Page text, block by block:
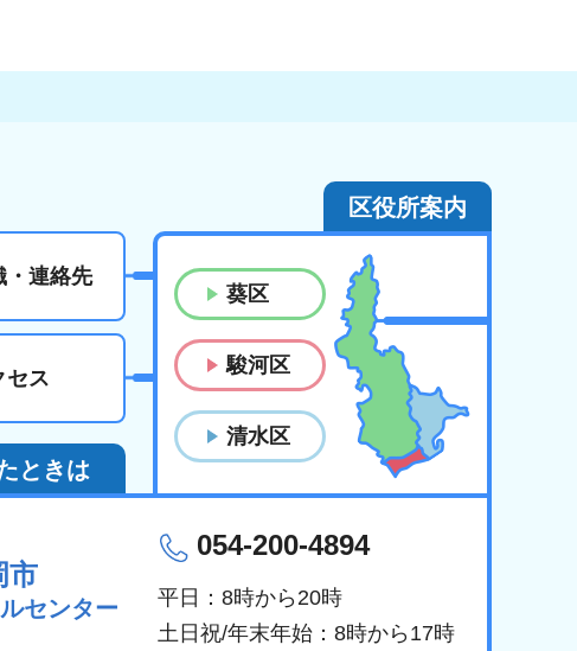
・連絡先
セス
区役所案内
葵区
駿河区
清水区
ときは
市
センター
054-200-4894
平日：8時から20時
土日祝/年末年始：8時から17時